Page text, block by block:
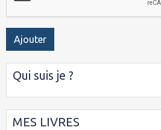
Ajouter
Qui suis je ?
MES LIVRES